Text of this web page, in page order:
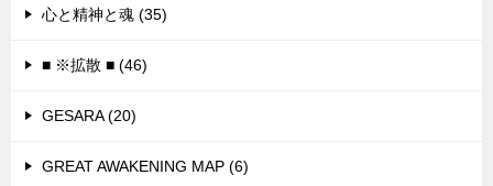
心と精神と魂 (35)
■ ※拡散 ■ (46)
GESARA (20)
GREAT AWAKENING MAP (6)